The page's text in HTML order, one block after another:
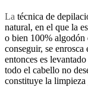
La técnica de
natural, en el que la
o bien 100% algodón
conseguir, se
entonces es
todo el cabello no
constituye la